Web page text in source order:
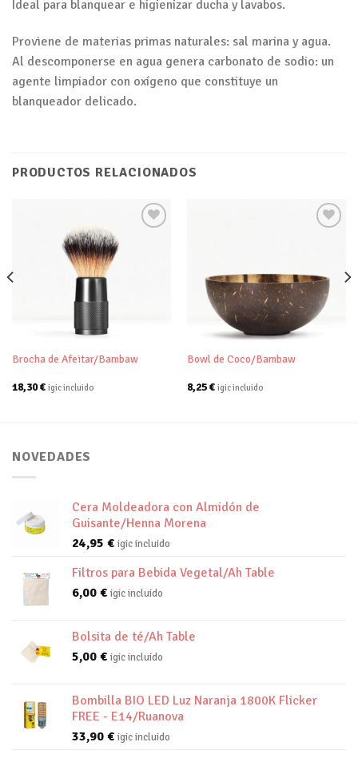
Ideal para blanquear e higienizar ducha y lavabos.
Proviene de materias primas naturales: sal marina y agua.
Al descomponerse en agua genera carbonato de sodio: un
agente limpiador con oxígeno que constituye un
blanqueador delicado.
PRODUCTOS RELACIONADOS
Brocha de Afeitar/Bambaw
18,30€ igic incluido
a tu
lista de
deseos
Bowl de Coco/Bambaw
8,25€ igic incluido
NOVEDADES
Cera Moldeadora con Almidón de
Guisante/Henna Morena
24,95 € igic incluido
Filtros para Bebida Vegetal/Ah Table
6,00 € igic incluido
Bolsita de té/Ah Table
5,00 € igic incluido
Bombilla BIO LED Luz Naranja 1800K Flicker
FREE - E14/Ruanova
33,90 € igic incluido